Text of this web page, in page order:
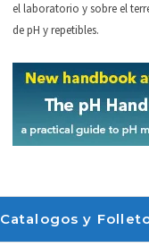
el laboratorio y sobre el
de pH y repetibles.
autostable Sí
Catalogos y